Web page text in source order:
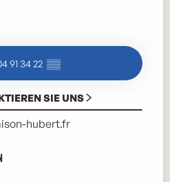
91 34 22 ▒▒
SIE UNS
hubert.fr